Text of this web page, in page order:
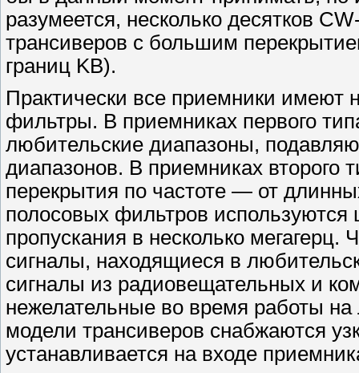
разумеется, несколько десятков
трансиверов с большим
границ KB).
Практически все приемники имеют
фильтры. В приемниках первого
любительские диапазоны,
диапазонов. В приемниках второго
перекрытия по частоте — от
полосовых фильтров
пропускания в несколько мегагерц.
сигналы, находящиеся в
сигналы из радиовещательных и
нежелательные во время работы
модели трансиверов снабжаются
устанавливается на входе